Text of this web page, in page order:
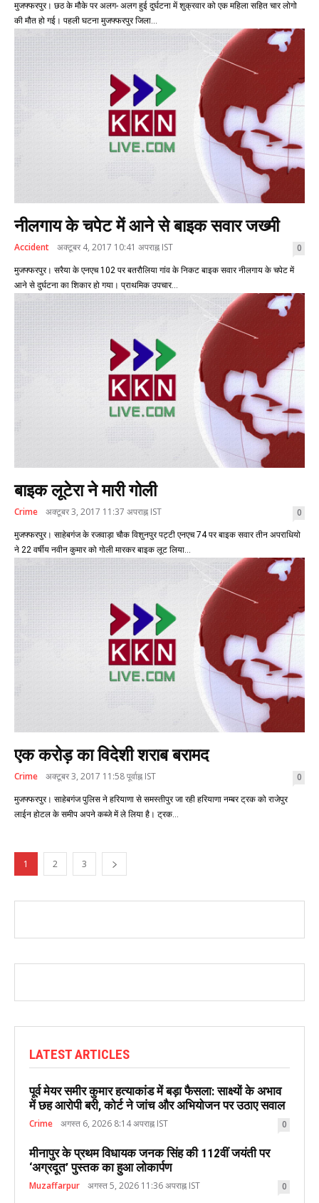
मुजफ्फरपुर। छठ के मौके पर अलग- अलग हुई दुर्घटना में शुक्रवार को एक महिला सहित चार लोगो
की मौत हो गई। पहली घटना मुजफ्फरपुर जिला...
नीलगाय के चपेट में आने से बाइक सवार जख्मी
Accident अक्टूबर 4, 2017 10:41 अपराह्न IST 0
मुजफ्फरपुर। सरैया के एनएच 102 पर बतरौलिया गांव के निकट बाइक सवार नीलगाय के चपेट में
आने से दुर्घटना का शिकार हो गया। प्राथमिक उपचार...
बाइक लूटेरा ने मारी गोली
Crime अक्टूबर 3, 2017 11:37 अपराह्न IST 0
मुजफ्फरपुर। साहेबगंज के रजवाड़ा चौक विशुनपुर पट्टी एनएच 74 पर बाइक सवार तीन अपराधियो
ने 22 वर्षीय नवीन कुमार को गोली मारकर बाइक लूट लिया...
एक करोड़ का विदेशी शराब बरामद
Crime अक्टूबर 3, 2017 11:58 पूर्वाह्न IST 0
मुजफ्फरपुर। साहेबगंज पुलिस ने हरियाणा से समस्तीपुर जा रही हरियाणा नम्बर ट्रक को राजेपुर
लाईन होटल के समीप अपने कब्जे में ले लिया है। ट्रक...
1 2 3
LATEST ARTICLES
पूर्व मेयर समीर कुमार हत्याकांड में बड़ा फैसला: साक्ष्यों के अभाव
में छह आरोपी बरी, कोर्ट ने जांच और अभियोजन पर उठाए सवाल
Crime अगस्त 6, 2026 8:14 अपराह्न IST 0
मीनापुर के प्रथम विधायक जनक सिंह की 112वीं जयंती पर
‘अग्रदूत’ पुस्तक का हुआ लोकार्पण
Muzaffarpur अगस्त 5, 2026 11:36 अपराह्न IST 0